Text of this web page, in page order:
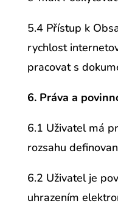
5.4 Přístup k
rychlost
pracovat s
6. Práva a
6.1 Uživatel má
rozsahu
6.2 Uživatel je
uhrazením